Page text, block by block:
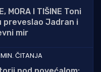
MORA I TIŠINE Toni
preveslao Jadran i
mir
MIN. ČITANJA